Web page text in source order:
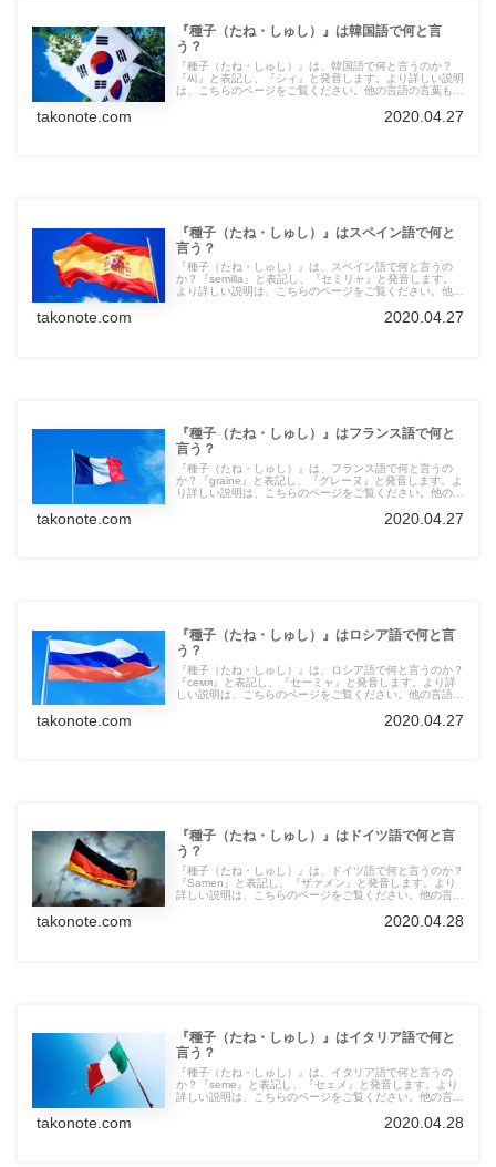
『種子（たね・しゅし）』は韓国語で何と言
う？
『種子（たね・しゅし）』は、韓国語で何と言うのか？
『씨』と表記し、『シィ』と発音します。より詳しい説明
は、こちらのページをご覧ください。他の言語の言葉も紹
takonote.com 2020.04.27
『種子（たね・しゅし）』はスペイン語で何と
言う？
『種子（たね・しゅし）』は、スペイン語で何と言うの
か？『semilla』と表記し、『セミリャ』と発音します。
より詳しい説明は、こちらのページをご覧ください。他の
takonote.com 2020.04.27
『種子（たね・しゅし）』はフランス語で何と
言う？
『種子（たね・しゅし）』は、フランス語で何と言うの
か？『graine』と表記し、『グレーヌ』と発音します。よ
り詳しい説明は、こちらのページをご覧ください。他の言
takonote.com 2020.04.27
『種子（たね・しゅし）』はロシア語で何と言
う？
『種子（たね・しゅし）』は、ロシア語で何と言うのか？
『семя』と表記し、『セーミャ』と発音します。より詳
しい説明は、こちらのページをご覧ください。他の言語の
takonote.com 2020.04.27
『種子（たね・しゅし）』はドイツ語で何と言
う？
『種子（たね・しゅし）』は、ドイツ語で何と言うのか？
『Samen』と表記し、『ザァメン』と発音します。より
詳しい説明は、こちらのページをご覧ください。他の言語
takonote.com 2020.04.28
『種子（たね・しゅし）』はイタリア語で何と
言う？
『種子（たね・しゅし）』は、イタリア語で何と言うの
か？『seme』と表記し、『セェメ』と発音します。より
詳しい説明は、こちらのページをご覧ください。他の言語
takonote.com 2020.04.28